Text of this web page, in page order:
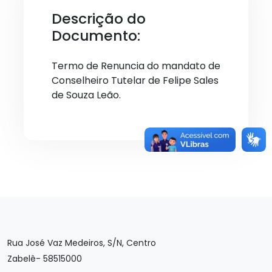
Descrição do
Documento:
Termo de Renuncia do mandato de
Conselheiro Tutelar de Felipe Sales
de Souza Leão.
Rua José Vaz Medeiros, S/N, Centro
Zabelê- 58515000